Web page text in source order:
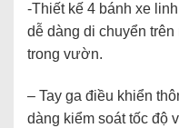
-Thiết kế 4 bánh xe
dễ dàng di chuyển
trong vườn.
– Tay ga điều khiển
dàng kiểm soát tốc độ